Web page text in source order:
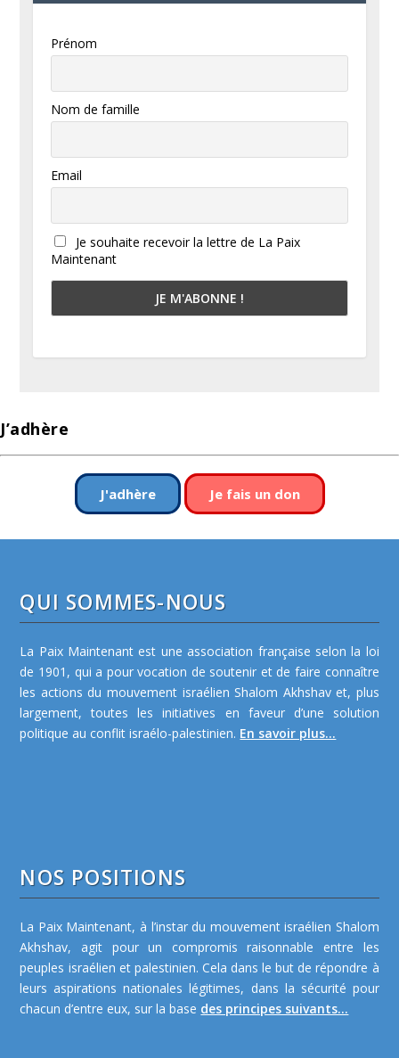
Prénom
Nom de famille
Email
Je souhaite recevoir la lettre de La Paix
Maintenant
J’adhère
J'adhère Je fais un don
QUI SOMMES-NOUS
La Paix Maintenant est une association française selon la loi
de 1901, qui a pour vocation de soutenir et de faire connaître
les actions du mouvement israélien Shalom Akhshav et, plus
largement, toutes les initiatives en faveur d’une solution
politique au conflit israélo-palestinien. En savoir plus...
NOS POSITIONS
La Paix Maintenant, à l’instar du mouvement israélien Shalom
Akhshav, agit pour un compromis raisonnable entre les
peuples israélien et palestinien. Cela dans le but de répondre à
leurs aspirations nationales légitimes, dans la sécurité pour
chacun d’entre eux, sur la base des principes suivants...